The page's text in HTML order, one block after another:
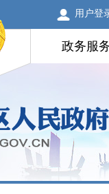
用户登
政务服